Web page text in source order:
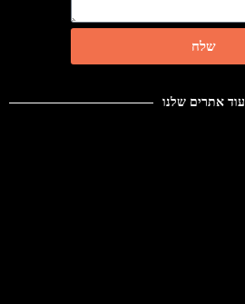
עוד אתרים שלנו
שלח